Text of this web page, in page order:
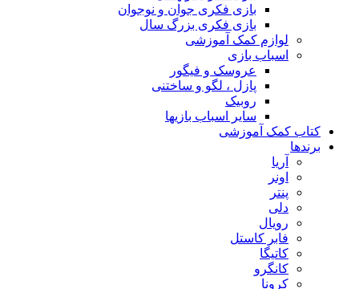
بازی فکری جوان و نوجوان
بازی فکری بزرگ سال
لوازم کمک آموزشی
اسباب بازی
عروسک و فیگور
پازل ، لگو و ساختنی
روبیک
سایر اسباب بازیها
کتاب کمک آموزشی
برندها
آریا
اونر
پنتر
دلی
رویال
فابر کاستل
کاتیگا
کانگرو
کرونا